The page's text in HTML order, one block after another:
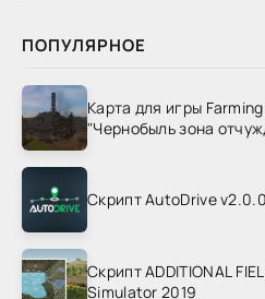
ПОПУЛЯРНОЕ
Карта для игры
"Чернобыль зона
Скрипт AutoDrive
Скрипт ADDITIONAL
Simulator 2019